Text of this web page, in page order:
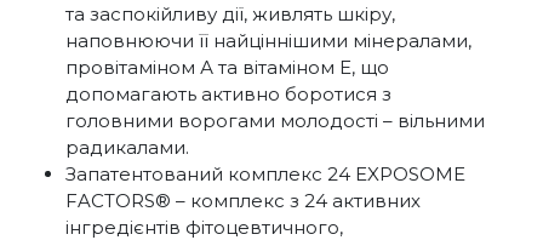
та заспокійливу дії, живлять шкіру,
наповнюючи її найціннішими мінералами,
провітаміном А та вітаміном Е, що
допомагають активно боротися з
головними ворогами молодості – вільними
радикалами.
Запатентований комплекс 24 EXPOSOME
FACTORS® – комплекс з 24 активних
інгредієнтів фітоцевтичного,